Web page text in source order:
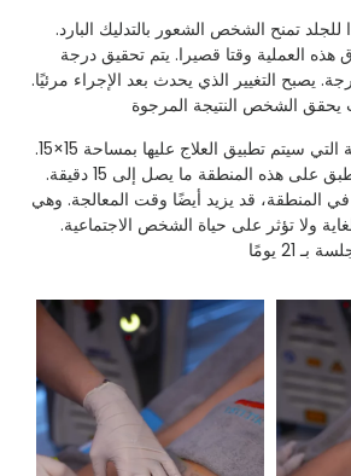
تمنح الشخص الشعور بالتدليك البارد.
العملية وقتا قصيرا. يتم تحقيق درجة
حوالي 50-55 درجة. يصبح التغيير الذي يحدث بعد الإجراء مرئيًا.
يتم تطبيقه على المنطقة التي سيتم تطبيق العلاج عليها بمساحة 15×15.
قد يستغرق الإجراء المطبق على هذه المنطقة ما يصل إلى 15 دقيقة.
المنطقة، قد يزيد أيضًا وقت المعالجة. وهي
ولا تؤثر على حياة الشخص الاجتماعية.